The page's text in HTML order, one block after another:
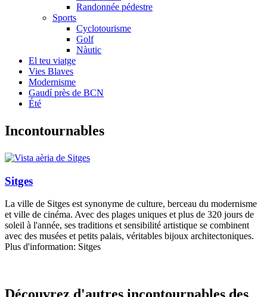
Randonnée pédestre
Sports
Cyclotourisme
Golf
Nàutic
El teu viatge
Vies Blaves
Modernisme
Gaudí près de BCN
Été
Incontournables
Sitges
La ville de Sitges est synonyme de culture, berceau du modernisme
et ville de cinéma. Avec des plages uniques et plus de 320 jours de
soleil à l'année, ses traditions et sensibilité artistique se combinent
avec des musées et petits palais, véritables bijoux architectoniques.
Plus d'information: Sitges